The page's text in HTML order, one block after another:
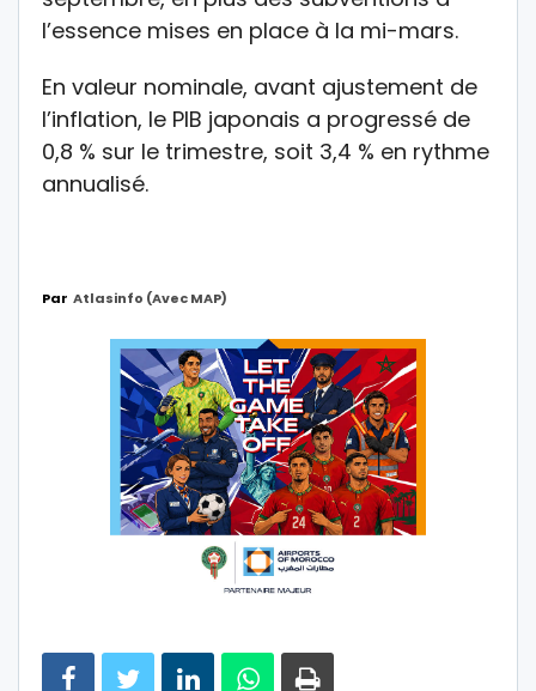
l’essence mises en place à la mi-mars.
En valeur nominale, avant ajustement de
l’inflation, le PIB japonais a progressé de
0,8 % sur le trimestre, soit 3,4 % en rythme
annualisé.
Par Atlasinfo (avec MAP)